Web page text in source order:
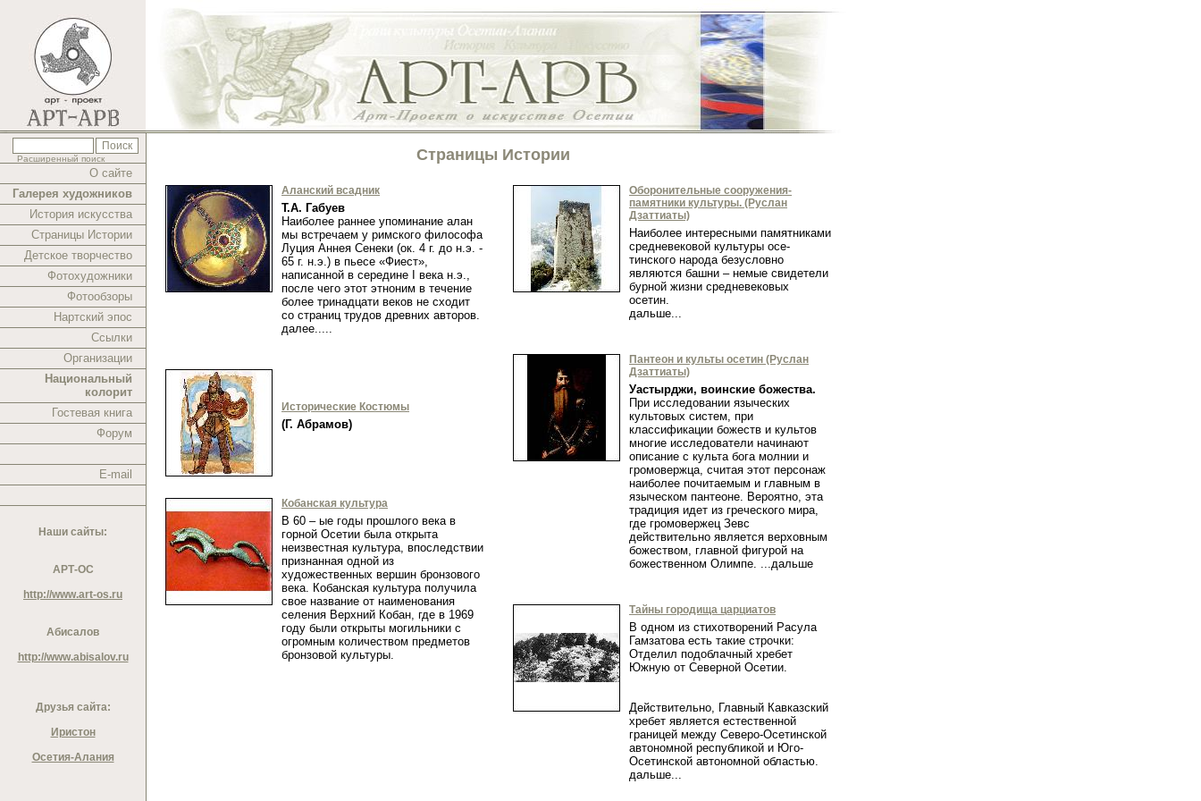
Расширенный поиск
О сайте
Галерея художников
История искусства
Страницы Истории
Детское творчество
Фотохудожники
Фотообзоры
Нартский эпос
Ссылки
Организации
Национальный
колорит
Гостевая книга
Форум
E-mail
Наши сайты:
АРТ-ОС
http://www.art-os.ru
Абисалов
http://www.abisalov.ru
Друзья сайта:
Иристон
Осетия-Алания
Страницы Истории
Аланский всадник
Т.А. Габуев
Наиболее раннее упоминание алан
мы встречаем у римского философа
Луция Аннея Сенеки (ок. 4 г. до н.э. -
65 г. н.э.) в пьесе «Фиест»,
написанной в середине I века н.э.,
после чего этот этноним в течение
более тринадцати веков не сходит
со страниц трудов древних авторов.
далее.....
Исторические Костюмы
(Г. Абрамов)
Кобанская культура
В 60 – ые годы прошлого века в
горной Осетии была открыта
неизвестная культура, впоследствии
признанная одной из
художественных вершин бронзового
века. Кобанская культура получила
свое название от наименования
селения Верхний Кобан, где в 1969
году были открыты могильники с
огромным количеством предметов
бронзовой культуры.
Оборонительные сооружения-
памятники культуры. (Руслан
Дзаттиаты)
Наиболее интересными памятниками
средневековой культуры осе­
тинского народа безусловно
являются башни – немые свидетели
бурной жизни средневековых
осетин.
дальше...
Пантеон и культы осетин (Руслан
Дзаттиаты)
Уастырджи, воинские божества.
При исследовании языческих
культовых систем, при
классификации божеств и культов
многие исследователи начинают
описание с культа бога молнии и
громовержца, считая этот персонаж
наиболее почитаемым и главным в
языческом пантеоне. Вероятно, эта
традиция идет из греческого мира,
где громовержец Зевс
действительно является верховным
божеством, главной фигурой на
божественном Олимпе. ...дальше
Тайны городища царциатов
В одном из стихотворений Расула
Гамзатова есть такие строчки:
Отделил подоблачный хребет
Южную от Северной Осетии.
Действительно, Главный Кавказский
хребет является естественной
границей между Северо-Осетинской
автономной республикой и Юго-
Осетинской автономной областью.
дальше...